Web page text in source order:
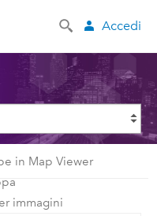
Accedi
in Map Viewer
immagini